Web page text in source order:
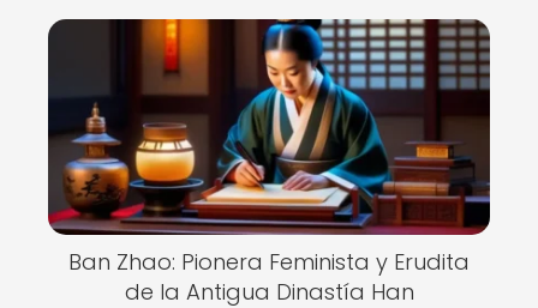
Ban Zhao: Pionera Feminista y Erudita
de la Antigua Dinastía Han